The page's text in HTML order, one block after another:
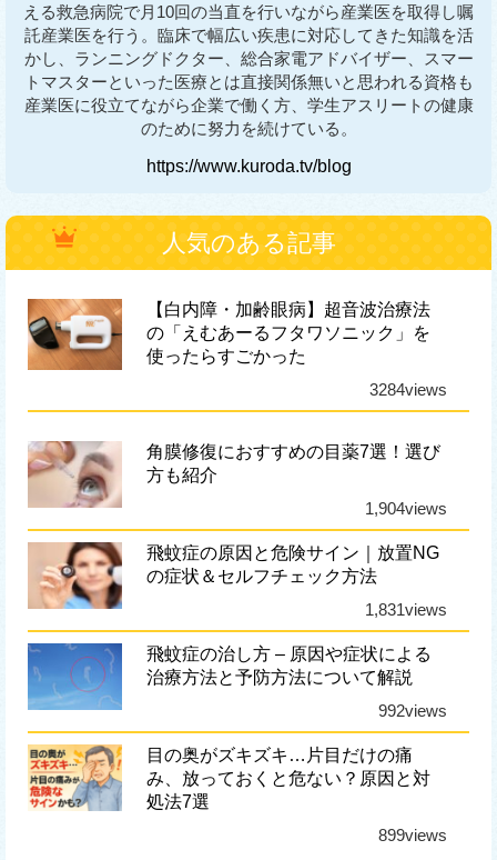
える救急病院で月10回の当直を行いながら産業医を取得し嘱
託産業医を行う。臨床で幅広い疾患に対応してきた知識を活
かし、ランニングドクター、総合家電アドバイザー、スマー
トマスターといった医療とは直接関係無いと思われる資格も
産業医に役立てながら企業で働く方、学生アスリートの健康
のために努力を続けている。
https://www.kuroda.tv/blog
人気のある記事
【白内障・加齢眼病】超音波治療法
の「えむあーるフタワソニック」を
使ったらすごかった
3284views
角膜修復におすすめの目薬7選！選び
方も紹介
1,904views
飛蚊症の原因と危険サイン｜放置NG
の症状＆セルフチェック方法
1,831views
飛蚊症の治し方 – 原因や症状による
治療方法と予防方法について解説
992views
目の奥がズキズキ…片目だけの痛
み、放っておくと危ない？原因と対
処法7選
899views